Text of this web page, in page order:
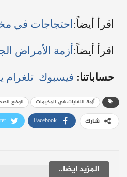
اقرأ أيضاً: احتجاجات في
اقرأ أيضاً: أزمة الأمراض
حساباتنا: فيسبوك تلغرام
أزمة النفايات في المخيمات الوضع
شارك Facebook
المزيد ايضا..